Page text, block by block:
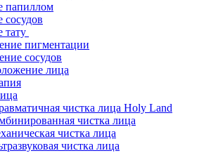
папиллом
сосудов
тату
пигментации
сосудов
лица
чистка лица Holy Land
чистка лица
чистка лица
чистка лица